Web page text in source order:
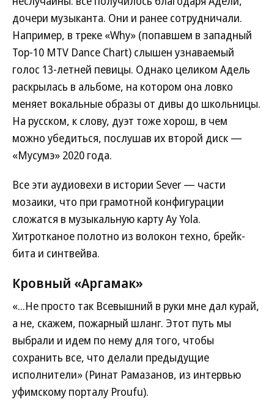
дочери музыканта. Они и ранее сотрудничали.
Например, в треке «Why» (попавшем в западный
Top-10 MTV Dance Chart) слышен узнаваемый
голос 13-летней певицы. Однако целиком Адель
раскрылась в альбоме, на котором она ловко
меняет вокальные образы от дивы до школьницы.
На русском, к слову, дуэт тоже хорош, в чем
можно убедиться, послушав их второй диск —
«Мусумэ» 2020 года.
Все эти аудиовехи в истории Sever — части
мозаики, что при грамотной конфигурации
сложатся в музыкальную карту Ay Yola.
Хитротканое полотно из волокон техно, брейк-
бита и синтвейва.
Кровный «Аргамак»
«...Не просто так Всевышний в руки мне дал курай,
а не, скажем, пожарный шланг. Этот путь мы
выбрали и идем по нему для того, чтобы
сохранить все, что делали предыдущие
исполнители» (Ринат Рамазанов, из интервью
уфимскому порталу Proufu).